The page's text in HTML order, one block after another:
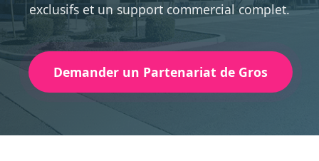
exclusifs et un support commercial complet.
Demander un Partenariat de Gros